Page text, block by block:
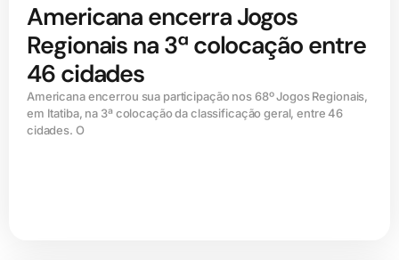
Americana encerra Jogos
Regionais na 3ª colocação entre
46 cidades
Americana encerrou sua participação nos 68º Jogos Regionais,
em Itatiba, na 3ª colocação da classificação geral, entre 46
cidades. O